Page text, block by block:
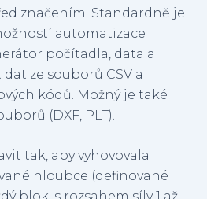
značením. Standardně je
automatizace
počítadla, data a
ze souborů CSV a
kódů. Možný je také
(DXF, PLT).
tak, aby vyhovovala
hloubce (definované